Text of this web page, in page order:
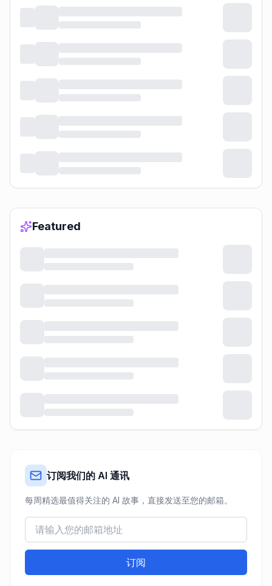
Featured
订阅我们的 AI 通讯
每周精选最值得关注的 AI 故事，直接发送至您的邮箱。
订阅